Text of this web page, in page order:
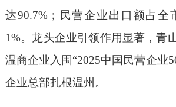
达90.7%； 民营企业出口额占全
1%。 龙头企业引领作用显著，青
温商企业入围“2025中国民营企业
企业总部扎根温州。